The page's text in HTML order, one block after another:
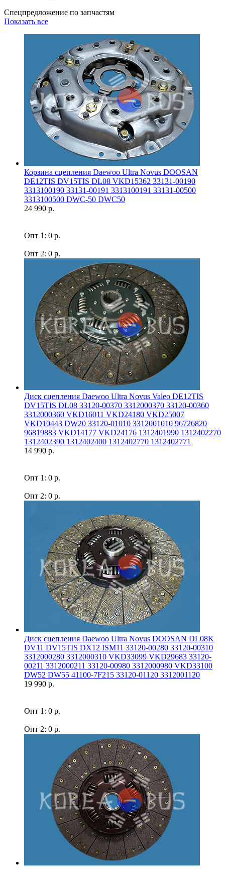
Спецпредложение по запчастям
Показать все
Корзина сцепления Daewoo Ultra Novus DOOSAN
DE12TIS DV15TIS DL08 VKD15362 33131-00190
3313100190 33131-00191 3313100191 33131-00500
3313100500 DWC-50 DWC50
24 990 р.
Опт 1: 0 р.
Опт 2: 0 р.
Диск сцепления Daewoo Ultra Novus Valeo DE12TIS
DV15TIS DL08 33120-00370 3312000370 33120-00360
3312000360 VKD16011 VKD24180 VKD25007
VKD10443 DW20 33120-01010 3312001010 96726820
96819883 VKD14177 VKD24176 1312401990 1312402270
1312402390 1312402400 1312402770 1312402771
14 990 р.
Опт 1: 0 р.
Опт 2: 0 р.
Диск сцепления Daewoo Ultra Novus DOOSAN DL08K
DV11 DV15TIS DX12 ISM11 33120-00280 33120-00310
3312000280 3312000310 VKD33099 VKD29683 33120-
00211 3312000211 33120-00980 3312000980 VKD33100
DW52 DW55 41100-7F215 33120-01120 3312001120
19 990 р.
Опт 1: 0 р.
Опт 2: 0 р.